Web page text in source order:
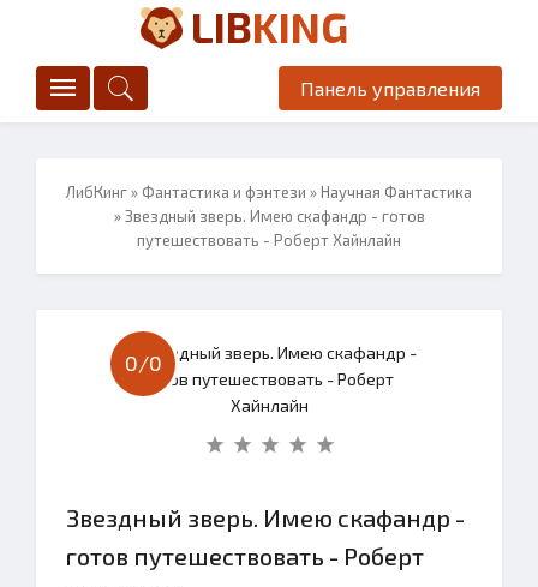
LIBKING
Панель управления
ЛибКинг» Фантастика и фэнтези »Научная Фантастика
» Звездный зверь. Имею скафандр - готов
путешествовать - Роберт Хайнлайн
0/0
Звездный зверь. Имею скафандр -
готов путешествовать - Роберт